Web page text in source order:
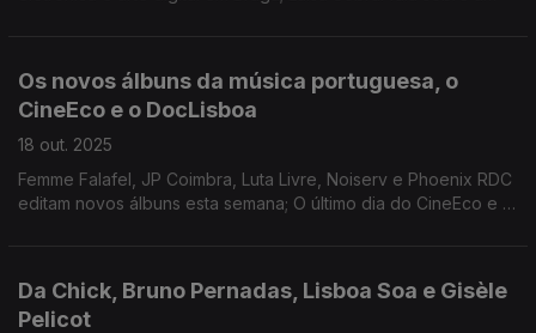
Os novos álbuns da música portuguesa, o
CineEco e o DocLisboa
18 out. 2025
Femme Falafel, JP Coimbra, Luta Livre, Noiserv e Phoenix RDC
editam novos álbuns esta semana; O último dia do CineEco e o
Da Chick, Bruno Pernadas, Lisboa Soa e Gisèle
Pelicot